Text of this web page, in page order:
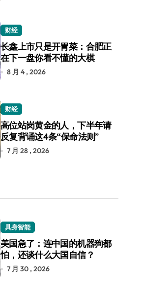
财经
长鑫上市只是开胃菜：合肥正
在下一盘你看不懂的大棋
8 月 4 , 2026
财经
高位站岗黄金的人，下半年请
反复背诵这4条“保命法则”
7 月 28 , 2026
具身智能
美国急了：连中国的机器狗都
怕，还谈什么大国自信？
7 月 30 , 2026